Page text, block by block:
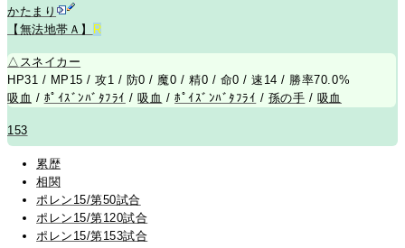
かたまり
【無法地帯Ａ】
R
△ スネイカー
HP31 / MP15 / 攻1 / 防0 / 魔0 / 精0 / 命0 / 速14 / 勝率70.0%
吸血 / ﾎﾟｲｽﾞﾝﾊﾞﾀﾌﾗｲ /吸血 /ﾎﾟｲｽﾞﾝﾊﾞﾀﾌﾗｲ / 孫の手 / 吸血
153
累歴
相関
ポレン15/第50試合
ポレン15/第120試合
ポレン15/第153試合